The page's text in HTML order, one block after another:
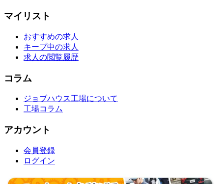
マイリスト
おすすめの求人
キープ中の求人
求人の閲覧履歴
コラム
ジョブハウス工場について
工場コラム
アカウント
会員登録
ログイン